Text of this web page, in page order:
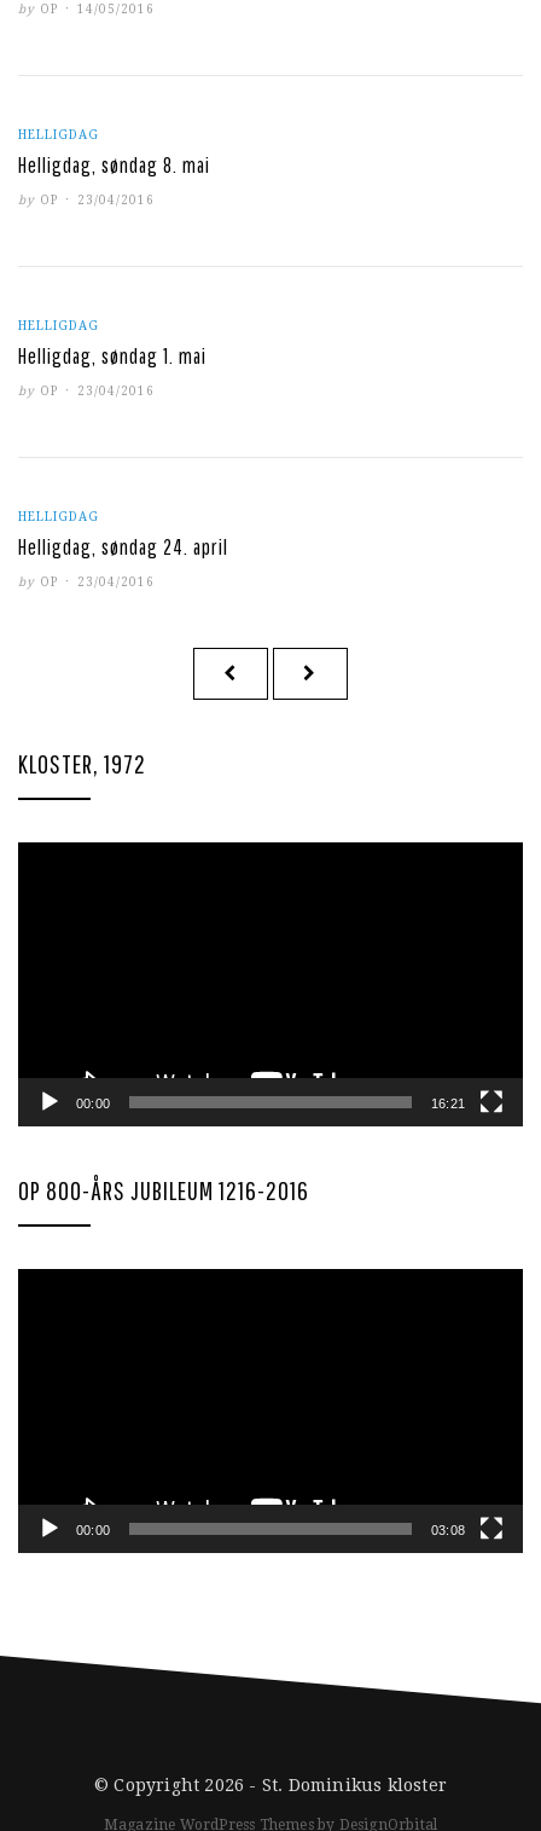
by OP
POSTED
14/05/2016
HELLIGDAG
Helligdag, søndag 8. mai
by OP
POSTED
23/04/2016
HELLIGDAG
Helligdag, søndag 1. mai
by OP
POSTED
23/04/2016
HELLIGDAG
Helligdag, søndag 24. april
by OP
POSTED
23/04/2016
PREVIOUS
PAGE
NEXT
PAGE
KLOSTER, 1972
00:00 16:21
OP 800-ÅRS JUBILEUM 1216-2016
00:00 03:08
© Copyright 2026 - St. Dominikus kloster
Magazine WordPress Themesby DesignOrbital